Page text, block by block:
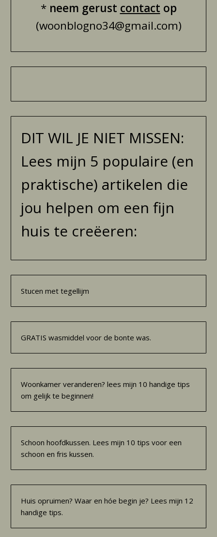
* neem gerust contact op
(woonblogno34@gmail.com)
DIT WIL JE NIET MISSEN:
Lees mijn 5 populaire (en
praktische) artikelen die
jou helpen om een fijn
huis te creëeren:
Stucen met tegellijm
GRATIS wasmiddel voor de bonte was.
Woonkamer veranderen? lees mijn 10 handige tips
om gelijk te beginnen!
Schoon hoofdkussen. Lees mijn 10 tips voor een
schoon en fris kussen.
Huis opruimen? Waar en hóe begin je? Lees mijn 12
handige tips.